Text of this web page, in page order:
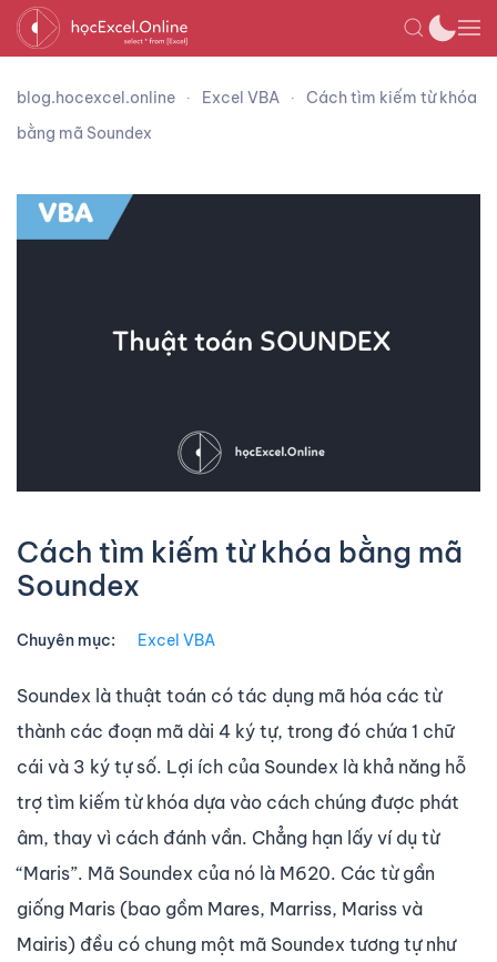
blog.hocexcel.online Excel VBA
Cách tìm kiếm từ khóa
bằng mã Soundex
Cách tìm kiếm từ khóa bằng mã
Soundex
Chuyên mục: Excel VBA
Soundex là thuật toán có tác dụng mã hóa các từ
thành các đoạn mã dài 4 ký tự, trong đó chứa 1 chữ
cái và 3 ký tự số. Lợi ích của Soundex là khả năng hỗ
trợ tìm kiếm từ khóa dựa vào cách chúng được phát
âm, thay vì cách đánh vần. Chẳng hạn lấy ví dụ từ
“Maris”. Mã Soundex của nó là M620. Các từ gần
giống Maris (bao gồm Mares, Marriss, Mariss và
Mairis) đều có chung một mã Soundex tương tự như